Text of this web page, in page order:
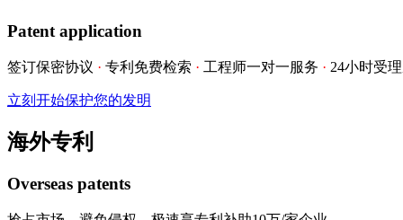
Patent application
签订保密协议 · 专利免费检索 · 工程师一对一服务 · 24小时受
立刻开始保护您的发明
海外专利
Overseas patents